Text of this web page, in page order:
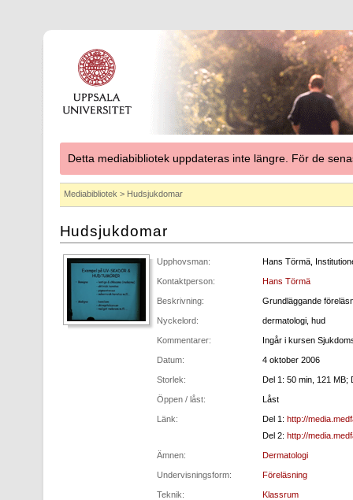
Detta mediabibliotek uppdateras inte längre. För de
Mediabibliotek > Hudsjukdomar
Hudsjukdomar
Upphovsman: Hans Törmä,
Kontaktperson: Hans Törmä
Beskrivning: Grundläggande
Nyckelord: dermatologi, hud
Kommentarer: Ingår i kursen
Datum: 4 oktober 2006
Storlek: Del 1: 50 min, 121 MB;
Öppen / låst: Låst
Länk: Del 1: http://
Del 2: http://
Ämnen: Dermatologi
Undervisningsform: Föreläsning
Teknik: Klassrum